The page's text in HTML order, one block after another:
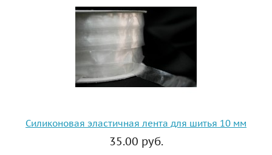
Силиконовая эластичная лента для шитья 10 мм
35.00 руб.